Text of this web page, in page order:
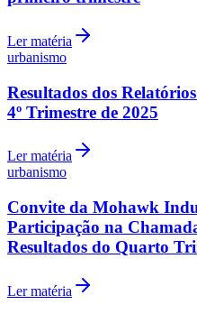
Rede Líderes lança editora